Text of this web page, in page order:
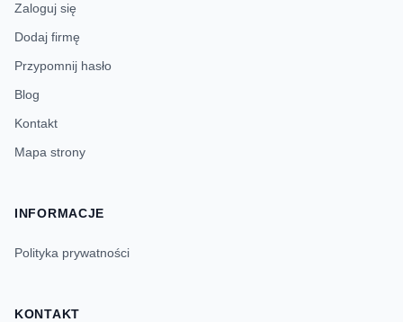
Zaloguj się
Dodaj firmę
Przypomnij hasło
Blog
Kontakt
Mapa strony
INFORMACJE
Polityka prywatności
KONTAKT